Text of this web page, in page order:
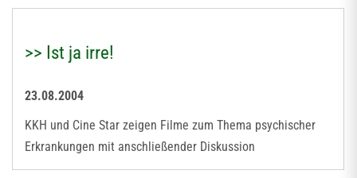
>> Ist ja irre!
23.08.2004
KKH und Cine Star zeigen Filme zum Thema psychischer
Erkrankungen mit anschließender Diskussion